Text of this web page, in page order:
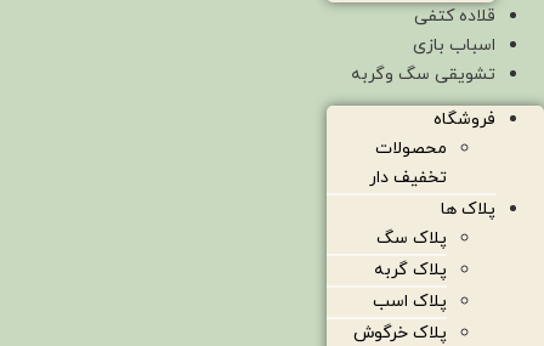
قلاده کتفی
اسباب بازی
تشویقی سگ وگربه
فروشگاه
محصولات
تخفیف دار
پلاک ها
پلاک سگ
پلاک گربه
پلاک اسب
پلاک خرگوش